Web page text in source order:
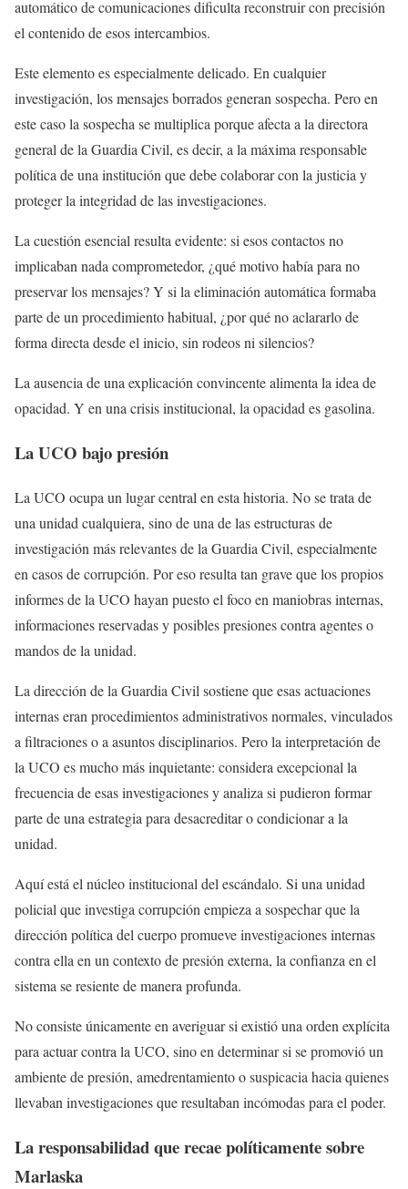
automático de comunicaciones dificulta reconstruir con precisión
el contenido de esos intercambios.
Este elemento es especialmente delicado. En cualquier
investigación, los mensajes borrados generan sospecha. Pero en
este caso la sospecha se multiplica porque afecta a la directora
general de la Guardia Civil, es decir, a la máxima responsable
política de una institución que debe colaborar con la justicia y
proteger la integridad de las investigaciones.
La cuestión esencial resulta evidente: si esos contactos no
implicaban nada comprometedor, ¿qué motivo había para no
preservar los mensajes? Y si la eliminación automática formaba
parte de un procedimiento habitual, ¿por qué no aclararlo de
forma directa desde el inicio, sin rodeos ni silencios?
La ausencia de una explicación convincente alimenta la idea de
opacidad. Y en una crisis institucional, la opacidad es gasolina.
La UCO bajo presión
La UCO ocupa un lugar central en esta historia. No se trata de
una unidad cualquiera, sino de una de las estructuras de
investigación más relevantes de la Guardia Civil, especialmente
en casos de corrupción. Por eso resulta tan grave que los propios
informes de la UCO hayan puesto el foco en maniobras internas,
informaciones reservadas y posibles presiones contra agentes o
mandos de la unidad.
La dirección de la Guardia Civil sostiene que esas actuaciones
internas eran procedimientos administrativos normales, vinculados
a filtraciones o a asuntos disciplinarios. Pero la interpretación de
la UCO es mucho más inquietante: considera excepcional la
frecuencia de esas investigaciones y analiza si pudieron formar
parte de una estrategia para desacreditar o condicionar a la
unidad.
Aquí está el núcleo institucional del escándalo. Si una unidad
policial que investiga corrupción empieza a sospechar que la
dirección política del cuerpo promueve investigaciones internas
contra ella en un contexto de presión externa, la confianza en el
sistema se resiente de manera profunda.
No consiste únicamente en averiguar si existió una orden explícita
para actuar contra la UCO, sino en determinar si se promovió un
ambiente de presión, amedrentamiento o suspicacia hacia quienes
llevaban investigaciones que resultaban incómodas para el poder.
La responsabilidad que recae políticamente sobre
Marlaska